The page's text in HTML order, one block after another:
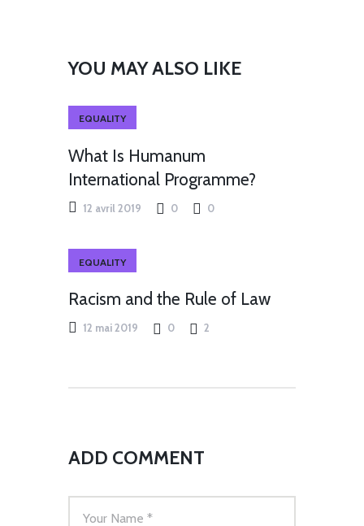
YOU MAY ALSO LIKE
EQUALITY
What Is Humanum
International Programme?
12 avril 2019 0 0
EQUALITY
Racism and the Rule of Law
12 mai 2019 0 2
ADD COMMENT